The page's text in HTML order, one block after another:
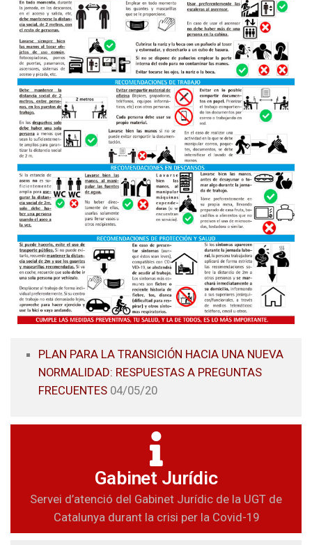
PLAN PARA LA TRANSICIÓN HACIA UNA NUEVA
NORMALIDAD: RESPUESTAS A PREGUNTAS
FRECUENTES 04/05/20
Gabinet Jurídic
Servei d’atenció del Gabinet Jurídic de la UGT de
Catalunya durant la crisi per la Covid-19